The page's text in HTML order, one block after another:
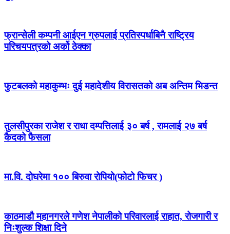
फ्रान्सेली कम्पनी आईएन ग्रुपलाई प्रतिस्पर्धाबिनै राष्ट्रिय
परिचयपत्रको अर्को ठेक्का
फुटबलको महाकुम्भः दुई महादेशीय विरासतको अब अन्तिम भिडन्त
तुलसीपुरका राजेश र राधा दम्पत्तिलाई ३० बर्ष , रामलाई २७ बर्ष
कैदको फैसला
मा.वि. दोघरेमा १०० बिरुवा रोपियो(फोटो फिचर )
काठमाडौ महानगरले गणेश नेपालीको परिवारलाई राहात, रोजगारी र
निःशुल्क शिक्षा दिने